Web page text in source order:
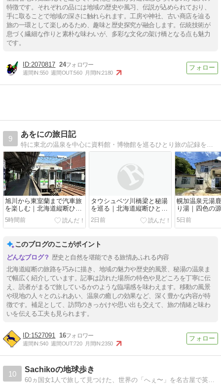
特徴です。それぞれの品には地域の歴史や風习、伝説が込められており、
手に取ることで地域の深さに触れられます。工房や神社、古い商店を辿る
旅の一環として楽しめるため、趣味と歴史探究が融合します。伝統技術が
息づく繊細な作りと素朴な味わいが、多彩な文化の架け橋となる点も魅力
です。
2070817 24
週間IN:550 週間OUT:560 月間IN:2180
9
あをにの旅日記
旭川から東室蘭まで汽車旅
を楽しむ｜北海道縦断ひと
り旅【六日目】
5時間前
タウシュベツ川橋梁と秘湯
を巡る｜北海道縦断ひとり
旅【五日目】
2日前
幌加温泉元湯
り湯｜四色の
境の中の秘湯
5日前
このブログのここがポイント
歴史と自然を堪能できる旅情あふれる内容
北海道縦断の旅路を巧みに描き、地域の魅力や歴史的風景、秘湯の温泉ま
で幅広く紹介しています。記事は訪れた場所の特色や見どころを丁寧に伝
え、読者がまるで旅しているかのような臨場感を味わえます。移動の風景
や現地の人々とのふれあい、温泉の癒しの効果など、深く豊かな内容が特
徴です。補足として、訪問のきっかけや思い出も交えて、旅の情緒と味わ
いを伝える工夫も見られます。
1527091 16
週間IN:540 週間OUT:720 月間IN:2350
10
Sachikoの地球歩き
60ヵ国女1人で旅して見つけた、世界の「へぇ〜」を名古屋で英会話教室を経営するがサチコが綴ります。